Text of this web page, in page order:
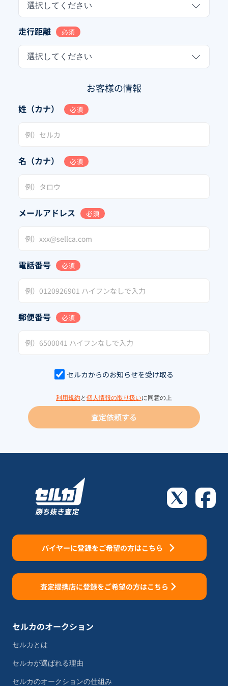
選択してください
走行距離 必須
選択してください
お客様の情報
姓（カナ） 必須
名（カナ） 必須
メールアドレス 必須
電話番号 必須
郵便番号 必須
セルカからのお知らせを受け取る
利用規約と 個人情報の取り扱いに同意の上
査定依頼する
バイヤーに登録をご希望の方はこちら
査定提携店に登録をご希望の方はこちら
セルカのオークション
セルカとは
セルカが選ばれる理由
セルカのオークションの仕組み